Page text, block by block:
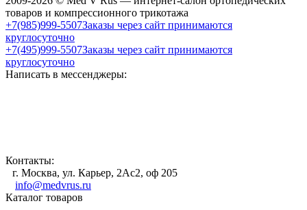
товаров и компрессионного трикотажа
+7(985)999-5507Заказы через сайт принимаются
круглосуточно
+7(495)999-5507Заказы через сайт принимаются
круглосуточно
Написать в мессенджеры:
Контакты:
г. Москва, ул. Карьер, 2Ас2, оф 205
info@medvrus.ru
Каталог товаров